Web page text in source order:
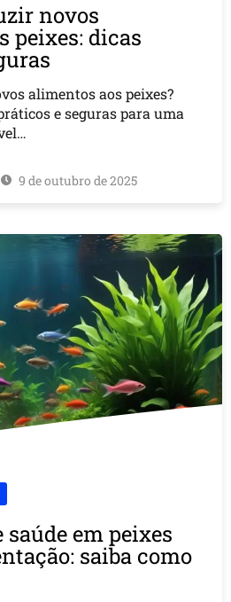
novos
peixes: dicas
alimentos aos peixes?
e seguras para uma
9 de outubro de 2025
saúde em peixes
saiba como